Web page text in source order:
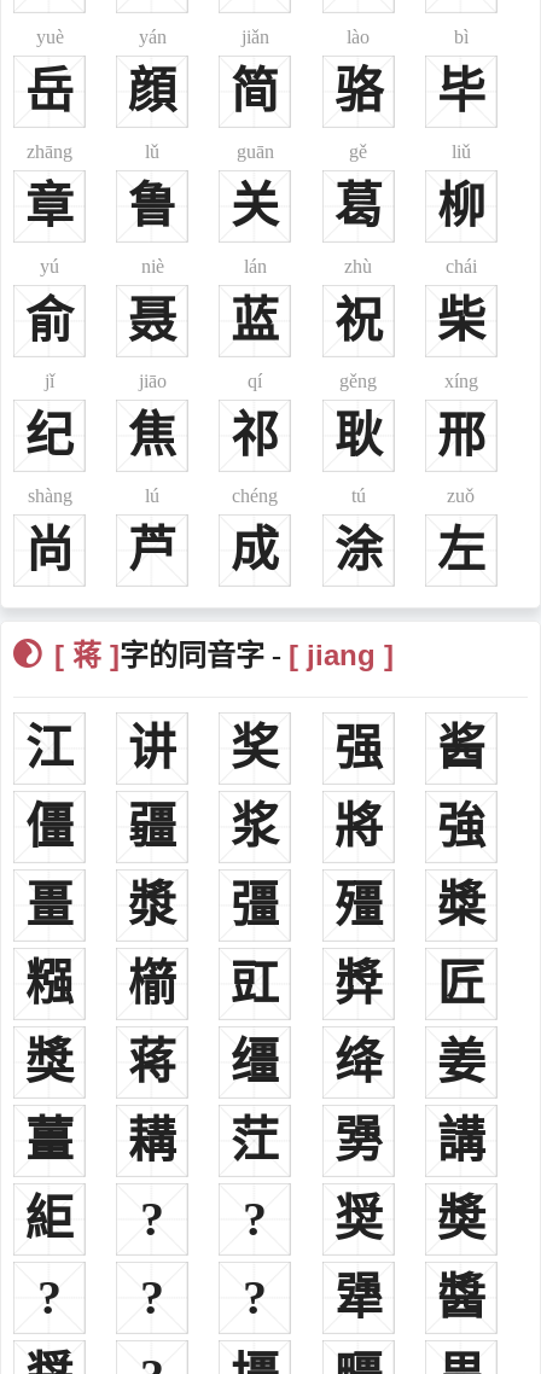
蒋姓起源：
1、系自姬姓。周公之第三子伯令封于蒋，其地在光州仙居(故城
在今河南固始西北之蒋乡)，后灭于楚，子孙因以为氏，见《风俗
通》。
2、清时满洲人姓，世居沈阳。又，满洲八旗姓蒋佳氏后改为蒋
氏。今满族姓。
3、清时云南顺宁府右甸(昌宁县)守御所土千户蒋氏，系布郎族。
4、苗、瑶、傣、土家、蒙古、回、拉祜、保安、壮、羌等民族
及苦聪人均有此姓。
蒋姓名人：
蒋满，汉宣帝时上党令。
郡望：乐安。
历史名人
蒋姓古代名人
蒋晋西汉，西汉仙居人。交州刺史。
蒋翊汉朝，汉杜陵人，封为兖州刺史。
蒋横汉朝，蒋横跟随光武帝刘秀征讨赤眉，南征北战，因功勋卓
著被封为“逡遒侯”，官拜大将军。然而好景不长，朝中司隶羌路上报
蒋横谋反，刘秀闻讯大怒，将蒋横诛杀。为了免遭灭族的厄运，除了
老七蒋稔为父守灵，其余八个儿子全部逃往江南。蒋横蒙冤遭到诛杀
后，朝野不平，一时间京城民谣四起：“君用谗慝，忠烈是殛；鬼怨神
怒，妖氛充塞。”光武帝刘秀闻听之后，下旨清查蒋横冤案，最终冤案
大白天下，蒋横平反昭雪，羌路则被处斩。为了安抚人心，刘秀以王
侯之礼迁葬蒋横，赐墓号为“显忠”，并将蒋横的九个儿子全部就地封
侯。长子蒋颖被封为“金华侯”，次子蒋郑“会稽侯”(绍兴)，三子蒋川
“临川侯”(润州，今镇江)，四子蒋耀“镇湖侯”(湖州)，五子蒋渐“临苏
侯”(姑苏)，六子蒋巡“卜亭侯”(杭州)，七子蒋稔“平河侯”(九江)，八子
蒋默居宜兴和桥、被封为“云阳侯”，九子蒋澄居宜兴、被封为“ou亭
蒋颖封“金华侯”，居婺州金华七新乡。任中散大夫，车骑大将
军，青州刺史。
蒋郑封“会稽侯”，居越州绍兴。
蒋川封“临川侯”，居润州镇江丹徒，任酒泉太守。
蒋耀封“镇湖侯”，居湖州安吉。
蒋渐封《临苏侯》，居姑苏
蒋稔封“平河侯”，居九江平河县。，官殿中将军，袭爵九
蒋默封“云阳侯”，居义兴和桥南新柯山桥云阳村，任谏议大夫。
蒋澄字少明，居义兴都山寒亭村。官封，亭乡候，封地在今宜
yuè
岳
yán
顔
jiǎn
简
lào
骆
bì
毕
zhāng
章
lǔ
鲁
guān
关
gě
葛
liǔ
柳
yú
俞
niè
聂
lán
蓝
zhù
祝
chái
柴
jǐ
纪
jiāo
焦
qí
祁
gěng
耿
xíng
邢
shàng
尚
lú
芦
chéng
成
tú
涂
zuǒ
左
[ 蒋 ]字的同音字 - [ jiang ]
江 讲 奖 强
酱
僵
疆 浆 將
強
畺
漿 彊 殭
槳
糨
櫤 豇 㢡
匠
獎
蒋 缰 绛
姜
薑
耩 茳 勥
講
䋌
? ? 奨
奬
?
? ? 犟
醬